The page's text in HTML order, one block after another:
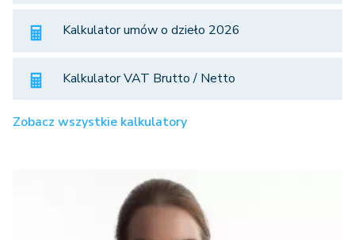
Kalkulator umów o dzieło 2026
Kalkulator VAT Brutto / Netto
Zobacz wszystkie kalkulatory